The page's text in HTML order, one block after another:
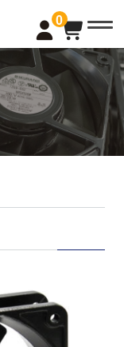
0
t
o
g
l
e
a
v
i
g
a
n